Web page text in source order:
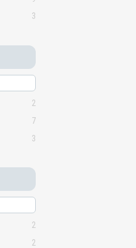
3
2
7
3
2
2